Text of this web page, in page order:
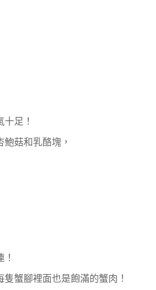
足！
菇和乳酪塊，
蟹腳裡面也是飽滿的蟹肉！